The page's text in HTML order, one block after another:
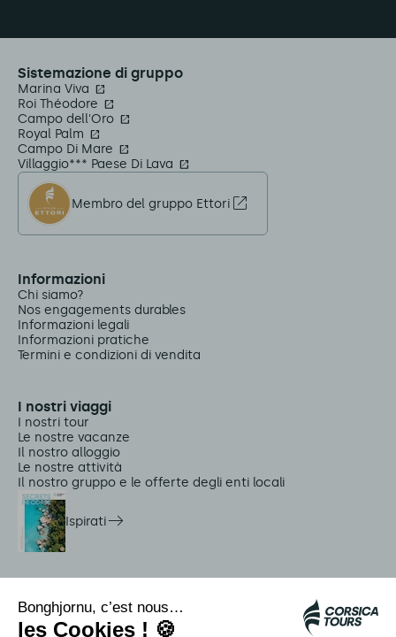
Sistemazione di gruppo
Marina Viva
Roi Théodore
Campo dell'Oro
Royal Palm
Campo Di Mare
Villaggio*** Paese Di Lava
Membro del gruppo Ettori
Informazioni
Chi siamo?
Nos engagements durables
Informazioni legali
Informazioni pratiche
Termini e condizioni di vendita
I nostri viaggi
I nostri tour
Le nostre vacanze
Il nostro alloggio
Le nostre attività
Il nostro gruppo e le offerte degli enti locali
Ispirati
Navette Citadina
Allarme meduse